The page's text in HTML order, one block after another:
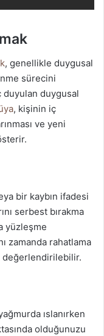
, genellikle duygusal
sürecini
duyulan duygusal
, kişinin iç
ve yeni
bir kaybın ifadesi
serbest bırakma
yüzleşme
zamanda rahatlama
değerlendirilebilir.
ıslanırken
olduğunuzu